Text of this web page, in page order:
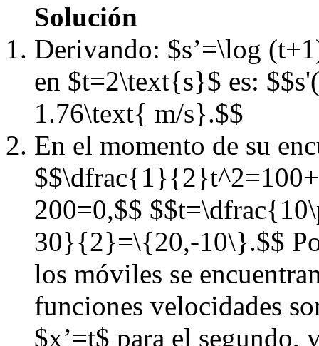
Solución
Derivando: $s’=\log
en $t=2\text{s}$ es:
1.76\text{ m/s}.$$
En el momento de su
200=0,$$
30}{2}=\{20,-10\}.$$
los móviles se
funciones velocidades
$x’=t$ para el